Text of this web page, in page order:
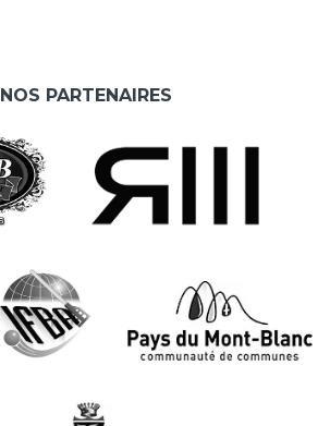
NOS PARTENAIRES